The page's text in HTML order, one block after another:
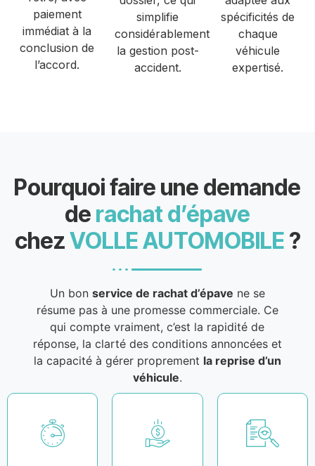
paiement
immédiat à la
conclusion de
l’accord.
simplifie
considérablement
la gestion post-
accident.
spécificités de
chaque
véhicule
expertisé.
Pourquoi faire une demande
de rachat d’épave
chezVOLLE AUTOMOBILE ?
Un bon service de rachat d’épave ne se
résume pas à une promesse commerciale. Ce
qui compte vraiment, c’est la rapidité de
réponse, la clarté des conditions annoncées et
la capacité à gérer proprement la reprise d’un
véhicule.